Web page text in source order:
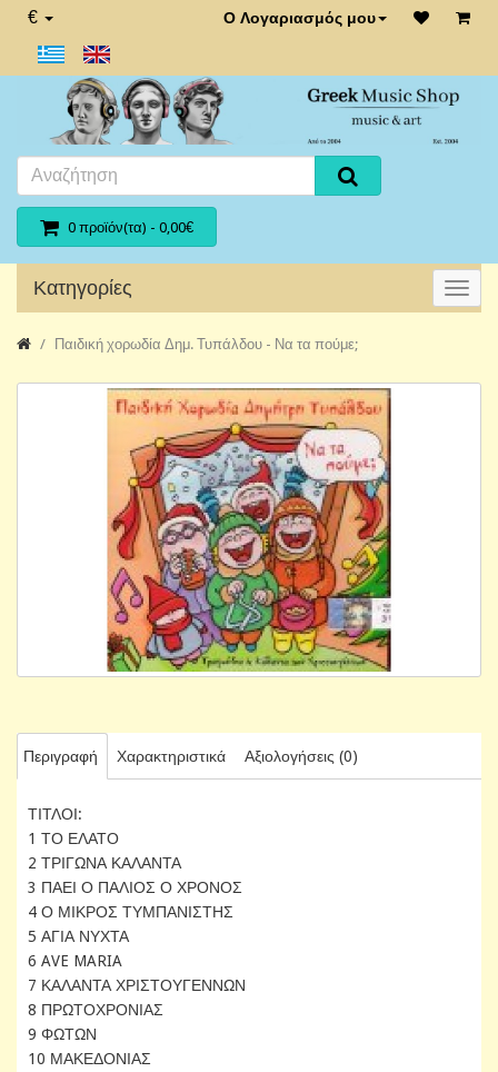
€ Ο Λογαριασμός μου
0 προϊόν(τα) - 0,00€
Κατηγορίες
Παιδική χορωδία Δημ. Τυπάλδου - Να τα πούμε;
Περιγραφή Χαρακτηριστικά Αξιολογήσεις (0)
ΤΙΤΛΟΙ:
1 ΤΟ ΕΛΑΤΟ
2 ΤΡΙΓΩΝΑ ΚΑΛΑΝΤΑ
3 ΠΑΕΙ Ο ΠΑΛΙΟΣ Ο ΧΡΟΝΟΣ
4 Ο ΜΙΚΡΟΣ ΤΥΜΠΑΝΙΣΤΗΣ
5 ΑΓΙΑ ΝΥΧΤΑ
6 AVE MARIA
7 ΚΑΛΑΝΤΑ ΧΡΙΣΤΟΥΓΕΝΝΩΝ
8 ΠΡΩΤΟΧΡΟΝΙΑΣ
9 ΦΩΤΩΝ
10 ΜΑΚΕΔΟΝΙΑΣ